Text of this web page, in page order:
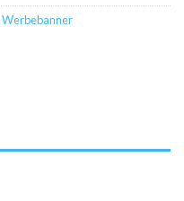
Werbebanner